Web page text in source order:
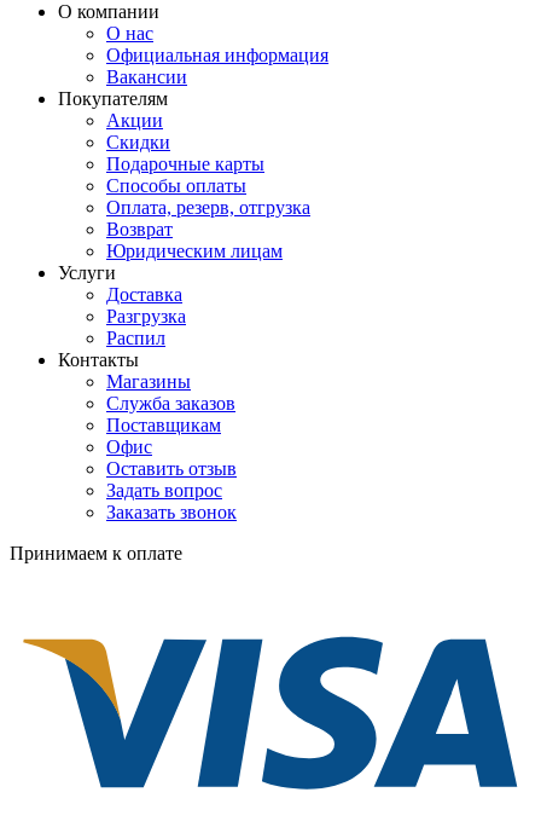
О компании
О нас
Официальная информация
Вакансии
Покупателям
Акции
Скидки
Подарочные карты
Способы оплаты
Оплата, резерв, отгрузка
Возврат
Юридическим лицам
Услуги
Доставка
Разгрузка
Распил
Контакты
Магазины
Служба заказов
Поставщикам
Офис
Оставить отзыв
Задать вопрос
Заказать звонок
Принимаем к оплате